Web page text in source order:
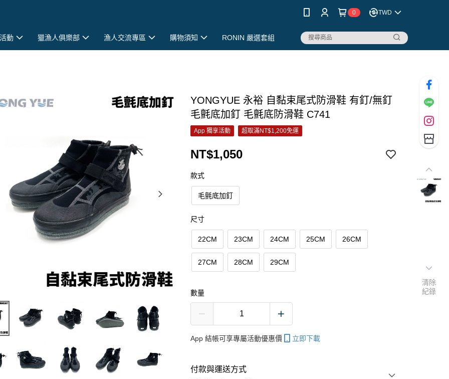
0 TWD
動 獵漁人俱樂部 漁人交流專區 購物須知 RONIN 嚴選套組
YONGYUE 永裕 自黏束尾式防滑鞋 有釘/無釘
毛氈底加釘 毛氈底防滑鞋 C741
App 獨享活動 超取滿NT$1,200免運
NT$1,050
款式
毛氈底加釘
尺寸
22CM 23CM 24CM 25CM 26CM
27CM 28CM 29CM
數量
App 結帳可享專屬活動優惠價 立即下載
付款與運送方式
清除
紀錄